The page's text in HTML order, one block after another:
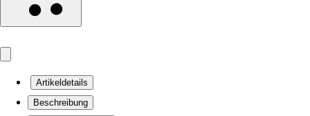
Artikeldetails
Beschreibung